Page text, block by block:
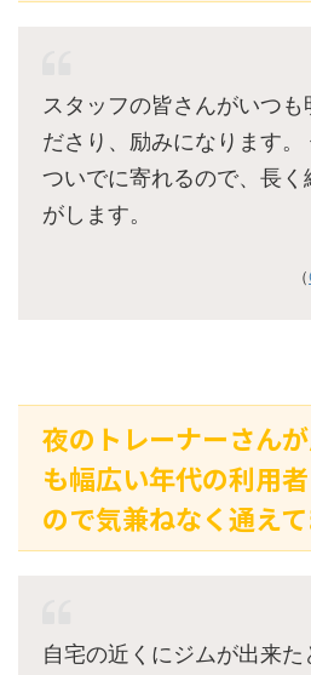
スタッフの皆さんがいつも
ださり、励みになります
ついでに寄れるので、長
がします。
（
夜のトレーナーさん
も幅広い年代の利用
ので気兼ねなく通えて
自宅の近くにジムが出来